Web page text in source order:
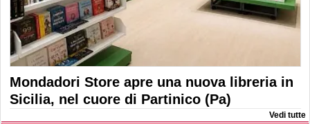
Mondadori Store apre una nuova libreria in
Sicilia, nel cuore di Partinico (Pa)
Vedi tutte